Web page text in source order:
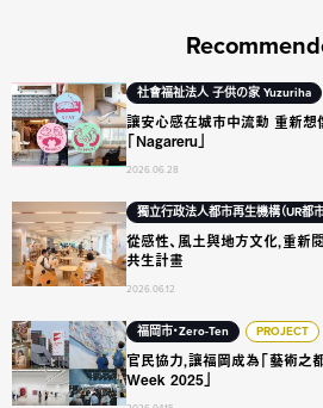
社會福祉法人 子供の家 Yuzuriha
讓安心感在城市中流動 重新
「Nagareru」
2026.06.28
讓安心感在城市中流動 重新想像社會
獨立行政法人都市再生機構（UR都
從感性、風土與地方文化，重新
共生計畫
2026.06.12
從感性、風土與地方文化，重新閱讀
福岡市・Zero-Ten PROJECT
官民協力，讓福岡成為「藝術之
Week 2025」
官民協力，讓福岡成為「藝術之都」